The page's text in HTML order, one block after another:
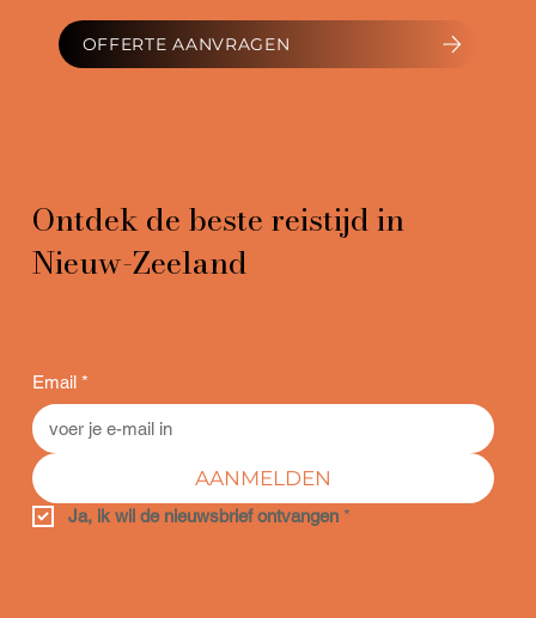
OFFERTE AANVRAGEN
Ontdek de beste reistijd in
Nieuw-Zeeland
Email *
AANMELDEN
Ja, ik wil de nieuwsbrief ontvangen *